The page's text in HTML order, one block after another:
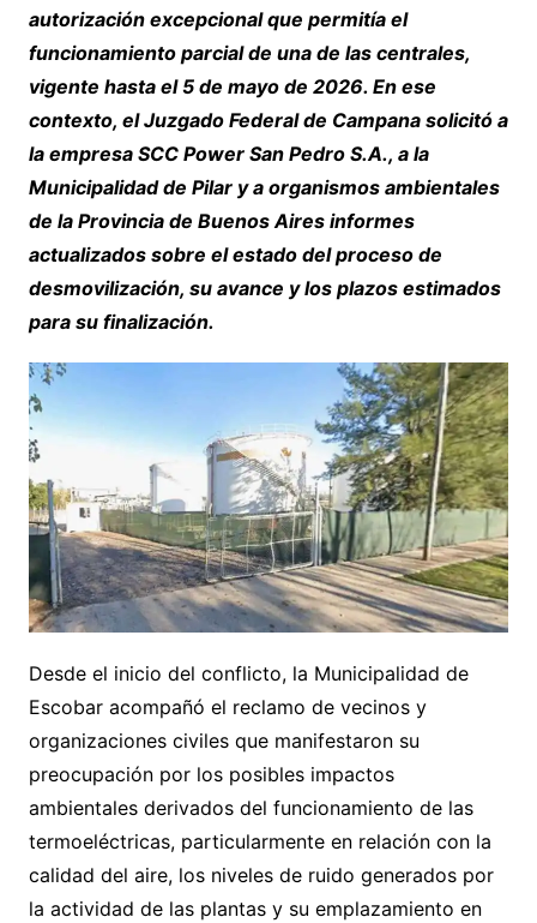
autorización excepcional que permitía el
funcionamiento parcial de una de las centrales,
vigente hasta el 5 de mayo de 2026. En ese
contexto, el Juzgado Federal de Campana solicitó a
la empresa SCC Power San Pedro S.A., a la
Municipalidad de Pilar y a organismos ambientales
de la Provincia de Buenos Aires informes
actualizados sobre el estado del proceso de
desmovilización, su avance y los plazos estimados
para su finalización.
Desde el inicio del conflicto, la Municipalidad de
Escobar acompañó el reclamo de vecinos y
organizaciones civiles que manifestaron su
preocupación por los posibles impactos
ambientales derivados del funcionamiento de las
termoeléctricas, particularmente en relación con la
calidad del aire, los niveles de ruido generados por
la actividad de las plantas y su emplazamiento en